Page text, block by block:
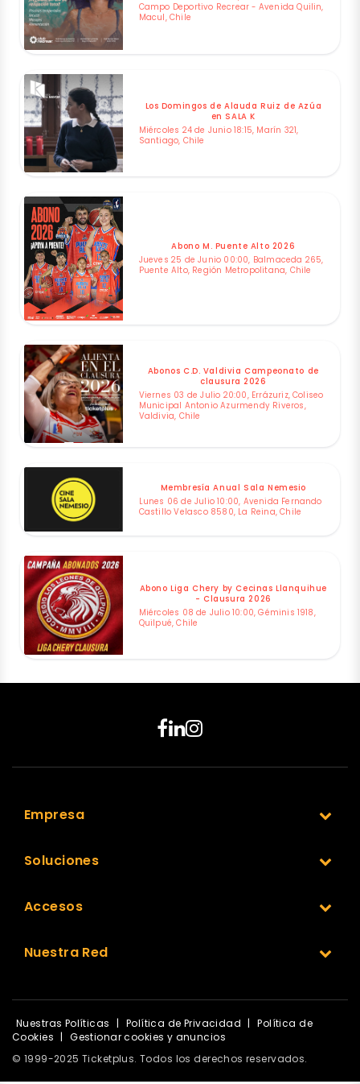
Campo Deportivo Recrear - Avenida Quilin,
Macul, Chile
Los Domingos de Alauda Ruiz de Azúa
en SALA K
Miércoles 24 de Junio 18:15, Marín 321,
Santiago, Chile
Abono M. Puente Alto 2026
Jueves 25 de Junio 00:00, Balmaceda 265,
Puente Alto, Región Metropolitana, Chile
Abonos C.D. Valdivia Campeonato de
clausura 2026
Viernes 03 de Julio 20:00, Errázuriz, Coliseo
Municipal Antonio Azurmendy Riveros,
Valdivia, Chile
Membresía Anual Sala Nemesio
Lunes 06 de Julio 10:00, Avenida Fernando
Castillo Velasco 8580, La Reina, Chile
Abono Liga Chery by Cecinas Llanquihue
- Clausura 2026
Miércoles 08 de Julio 10:00, Géminis 1918,
Quilpué, Chile
Empresa
Soluciones
Accesos
Nuestra Red
Nuestras Políticas | Política de Privacidad |
Política de
Cookies |
Gestionar cookies y anuncios
© 1999-2025 Ticketplus. Todos los derechos reservados.